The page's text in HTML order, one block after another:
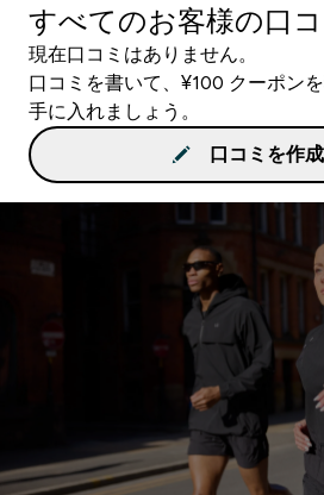
すべてのお客様の口コ
現在口コミはありません。
口コミを書いて、¥100 クーポン
手に入れましょう。
口コミを作